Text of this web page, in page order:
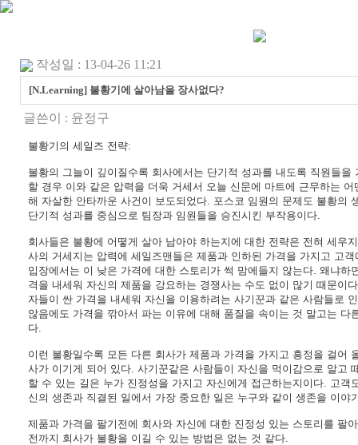
작성일 : 13-04-26 11:21
[N.Learning] 불황기에 살아남을 장사없다?
글쓴이 : 윤정구
불황기의 세일즈 전략:
불황의 그늘이 깊이질수록 회사에서는 단기적 성과를 내도록 직원들을
할 경우 이와 같은 압력을 더욱 거세서 오늘 신문에 마트에 근무하는
해 자살한 안타까운 사건이 보도되었다. 포스코 임원의 문제도 불황의
단기적 성과를 중심으로 팀장과 임원들을 승진시킨 부작용이다.
회사들은 불황에 어떻게 살아 남아야 하는지에 대한 전략은 전혀 세우
사의 거세지는 압력에 세일즈맨들은 제품과 인하된 가격을 가지고 고
입장에서는 이 낮은 가격에 대한 스토리가 썩 맘에들지 않는다. 왜냐하
격을 내세워 자신의 제품을 강요하는 경쟁사는 수도 없이 많기 때문이
자들이 싼 가격을 내세워 자신을 이용하려는 사기꾼과 같은 사람들로
않음에도 가격을 깎아서 파는 이유에 대해 품질을 속이는 것 말고는 다
다.
이런 불황일수록 모든 다른 회사가 제품과 가격을 가지고 흥정을 걸어
사가 이기게 되어 있다. 사기꾼같은 사람들이 자신을 먹이감으로 알고
할 수 있는 길은 누가 진정성을 가지고 자신에게 접근하는지이다. 고객
신의 생존과 직결된 일에서 가장 중요한 일은 누구와 같이 생존을 이야
제품과 가격을 팔기전에 회사와 자신에 대한 진정성 있는 스토리를 팔
전까지 회사가 불황을 이길 수 있는 방법은 없는 것 같다.